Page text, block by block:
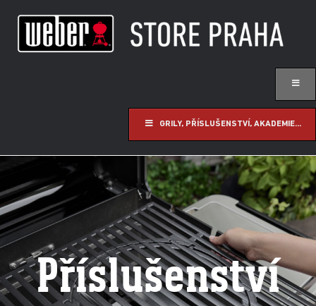
GRILY, PŘÍSLUŠENSTVÍ, AKADEMIE...
Příslušenství